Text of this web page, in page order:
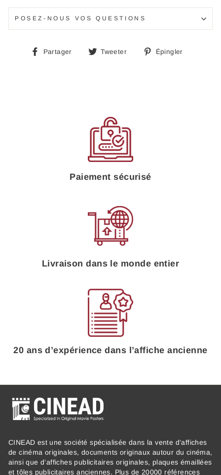
POSEZ-NOUS VOS QUESTIONS
Partager
PartagerTweeter
TweeterÉpingler
Paiement sécurisé
Livraison dans le monde entier
20 ans d’expérience dans l’affiche ancienne
CINEAD est une société spécialisée dans la vente d’affiches
de cinéma originales, documents originaux autour du cinéma,
ainsi que d’affiches publicitaires originales, plaques émaillées
et tôles publicitaires anciennes. Plus de 20000 références